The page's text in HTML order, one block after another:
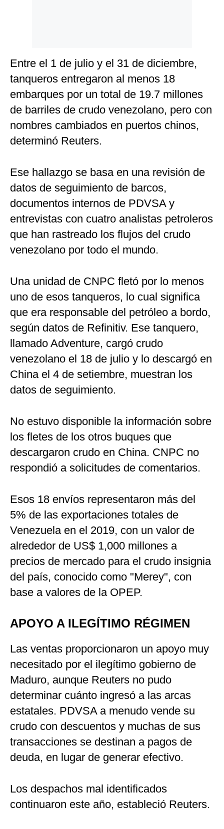
Entre el 1 de julio y el 31 de diciembre,
tanqueros entregaron al menos 18
embarques por un total de 19.7 millones
de barriles de crudo venezolano, pero con
nombres cambiados en puertos chinos,
determinó Reuters.
Ese hallazgo se basa en una revisión de
datos de seguimiento de barcos,
documentos internos de PDVSA y
entrevistas con cuatro analistas petroleros
que han rastreado los flujos del crudo
venezolano por todo el mundo.
Una unidad de CNPC fletó por lo menos
uno de esos tanqueros, lo cual significa
que era responsable del petróleo a bordo,
según datos de Refinitiv. Ese tanquero,
llamado Adventure, cargó crudo
venezolano el 18 de julio y lo descargó en
China el 4 de setiembre, muestran los
datos de seguimiento.
No estuvo disponible la información sobre
los fletes de los otros buques que
descargaron crudo en China. CNPC no
respondió a solicitudes de comentarios.
Esos 18 envíos representaron más del
5% de las exportaciones totales de
Venezuela en el 2019, con un valor de
alrededor de US$ 1,000 millones a
precios de mercado para el crudo insignia
del país, conocido como "Merey", con
base a valores de la OPEP.
APOYO A ILEGÍTIMO RÉGIMEN
Las ventas proporcionaron un apoyo muy
necesitado por el ilegítimo gobierno de
Maduro, aunque Reuters no pudo
determinar cuánto ingresó a las arcas
estatales. PDVSA a menudo vende su
crudo con descuentos y muchas de sus
transacciones se destinan a pagos de
deuda, en lugar de generar efectivo.
Los despachos mal identificados
continuaron este año, estableció Reuters.